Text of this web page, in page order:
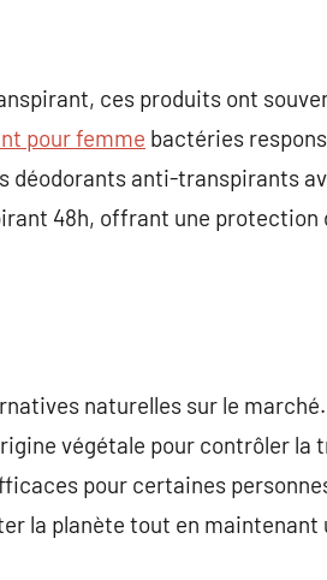
ces produits ont
pour femme bactéries
déodorants anti-transpirants
48h, offrant une protection
naturelles sur le
végétale pour contrôler la
pour certaines
la planète tout en maintenant